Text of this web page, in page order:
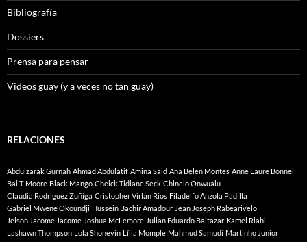
Bibliografía
Dossiers
Prensa para pensar
Videos guay (y a veces no tan guay)
RELACIONES
Abdulzarak Gurnah Ahmad Abdulatif Amina Said Ana Belen Montes Anne Laure Bonnel
Bai T. Moore Black Mango Cheick Tidiane Seck Chinelo Onwualu
Claudia Rodriguez Zuñiga Cristopher Virlan Rios Filadelfo Anzola Padilla
Gabriel Mwene Okoundji Hussein Bachir Amadour Jean Joseph Rabearivelo
Jeison Jacome Jacome Joshua McLemore Julian Eduardo Baltazar Kamel Riahi
Lashawn Thompson Lola Shoneyin Lília Momple Mahmud Samudi Martinho Junior